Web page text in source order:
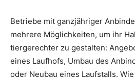
Betriebe mit ganzjähriger
mehrere Möglichkeiten, um ihr
tiergerechter zu gestalten:
eines Laufhofs, Umbau des
oder Neubau eines Laufstalls.